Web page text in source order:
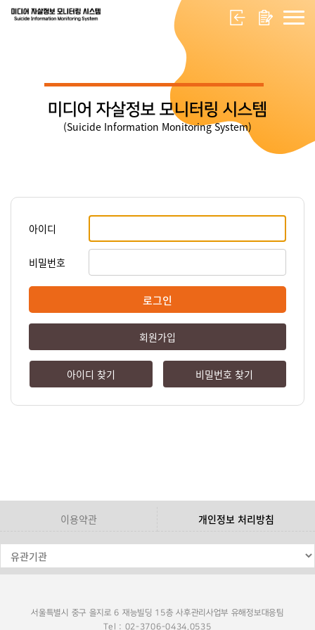
미디어 자살정보 모니터링 시스템
(Suicide Information Monitoring System)
아이디
비밀번호
로그인
회원가입
아이디 찾기 비밀번호 찾기
이용약관 개인정보 처리방침
서울특별시 중구 을지로 6 재능빌딩 15층 사후관리사업부 유해정보대응팀
Tel : 02-3706-0434,0535